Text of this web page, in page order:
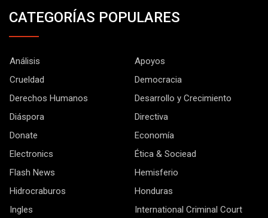
CATEGORÍAS POPULARES
Análisis
Apoyos
Crueldad
Democracia
Derechos Humanos
Desarrollo y Crecimiento
Diáspora
Directiva
Donate
Economía
Electronics
Ética & Sociead
Flash News
Hemisferio
Hidrocraburos
Honduras
Ingles
International Criminal Court